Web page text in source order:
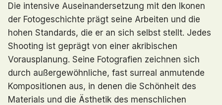
Die intensive Auseinandersetzung mit den Ikonen
der Fotogeschichte prägt seine Arbeiten und die
hohen Standards, die er an sich selbst stellt. Jedes
Shooting ist geprägt von einer akribischen
Vorausplanung. Seine Fotografien zeichnen sich
durch außergewöhnliche, fast surreal anmutende
Kompositionen aus, in denen die Schönheit des
Materials und die Ästhetik des menschlichen